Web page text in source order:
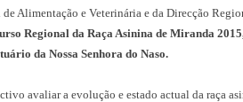
Alimentação e Veterinária e da Direcção
Regional da Raça Asinina de Miranda
da Nossa Senhora do Naso.
avaliar a evolução e estado actual da raça